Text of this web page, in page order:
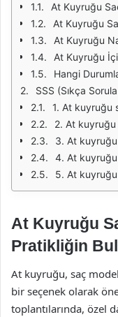
At Kuyruğu
At Kuyruğu
At Kuyruğu
At Kuyruğu
Hangi
SSS (Sıkça
1. At kuyruğu
2. At kuyruğu
3. At
4. At kuyruğu
5. At
At Kuyruğu
Pratikliğin
At kuyruğu, saç
bir seçenek olarak
toplantılarında, özel